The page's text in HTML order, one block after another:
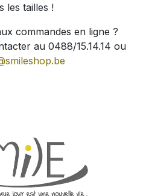
les tailles !
commandes en ligne ?
au 0488/15.14.14 ou